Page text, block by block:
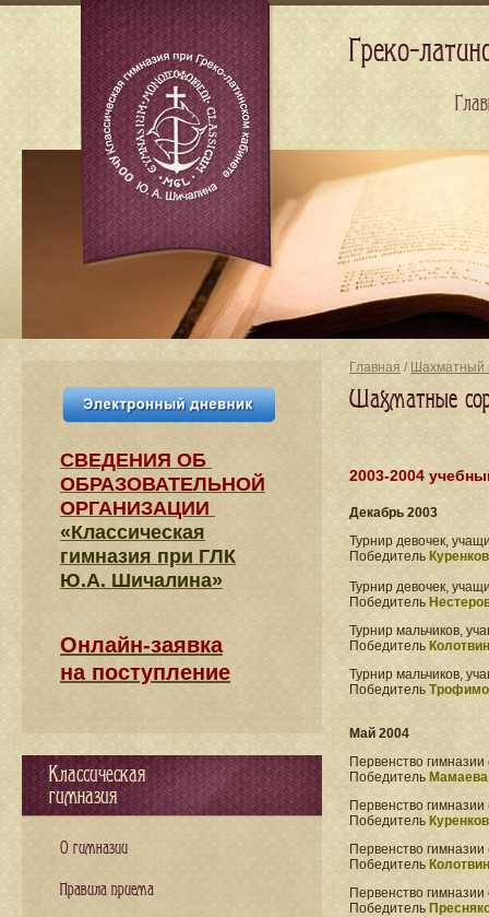
Главная / Шахматный
Шахматные
2003-2004
Декабрь 2003
Турнир девочек,
Победитель
Турнир девочек,
Победитель
Турнир мальчиков,
Победитель
Турнир мальчиков,
Победитель
Май 2004
Первенство
Победитель
Первенство
Победитель
Первенство
Победитель
Первенство
Победитель
СВЕДЕНИЯ​ ОБ
ОБРАЗОВАТЕЛЬНОЙ
ОРГАНИЗАЦИИ
«Классическая
гимназия при ГЛК
Ю.А. Шичалина»
Онлайн-заявка
на поступление
Классическая
гимназия
О гимназии
Правила приема
Греко-